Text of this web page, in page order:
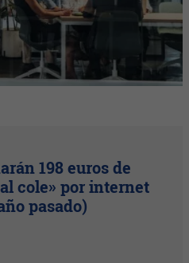
198 euros de
cole» por internet
pasado)